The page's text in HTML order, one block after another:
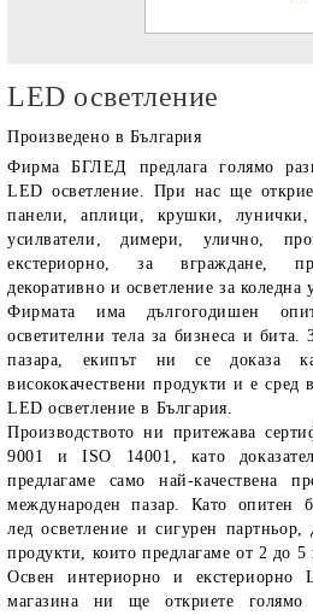
LED осветление
Произведено в България
ФирмаБГЛЕД
предлага голямо
LED осветление. При нас ще
панели, аплици, крушки, лунички,
усилватели, димери, улично,
екстериорно, за вграждане,
декоративно и осветление за коледна
Фирмата има дългогодишен
осветителни тела за бизнеса и
пазара, екипът ни се доказа
висококачествени продукти и е сред
LED осветление в България.
Производството ни притежава
9001 и ISO 14001, като
предлагаме само най-качествена
международен пазар. Като опитен
лед осветление и сигурен партньор,
продукти, които предлагаме от 2 до 5
Освен интериорно и екстериорно
магазина ни ще откриете голямо